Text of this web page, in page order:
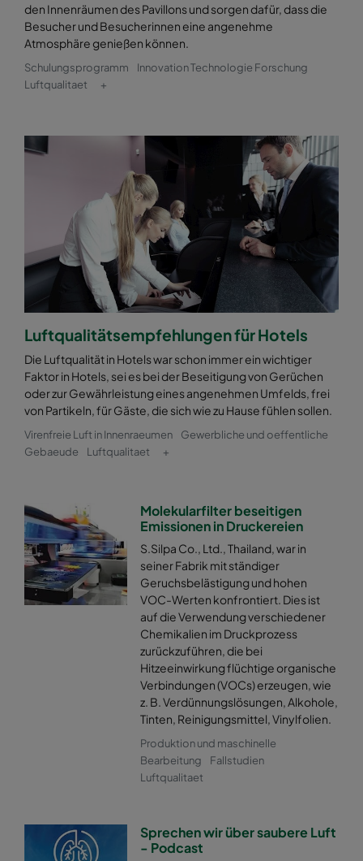
den Innenräumen des Pavillons und sorgen dafür, dass die
Besucher und Besucherinnen eine angenehme
Atmosphäre genießen können.
Schulungsprogramm
Innovation Technologie Forschung
Luftqualitaet
+
Luftqualitätsempfehlungen für Hotels
Die Luftqualität in Hotels war schon immer ein wichtiger
Faktor in Hotels, sei es bei der Beseitigung von Gerüchen
oder zur Gewährleistung eines angenehmen Umfelds, frei
von Partikeln, für Gäste, die sich wie zu Hause fühlen sollen.
Virenfreie Luft in Innenraeumen
Gewerbliche und oeffentliche
Gebaeude
Luftqualitaet +
Molekularfilter beseitigen
Emissionen in Druckereien
S.Silpa Co., Ltd., Thailand, war in
seiner Fabrik mit ständiger
Geruchsbelästigung und hohen
VOC-Werten konfrontiert. Dies ist
auf die Verwendung verschiedener
Chemikalien im Druckprozess
zurückzuführen, die bei
Hitzeeinwirkung flüchtige organische
Verbindungen (VOCs) erzeugen, wie
z. B. Verdünnungslösungen, Alkohole,
Tinten, Reinigungsmittel, Vinylfolien.
Produktion und maschinelle
Bearbeitung
Fallstudien
Luftqualitaet
Sprechen wir über saubere Luft
- Podcast